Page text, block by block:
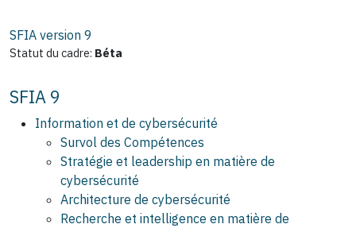
SFIA version 9
Statut du cadre: Béta
SFIA 9
Information et de cybersécurité
Survol des Compétences
Stratégie et leadership en matière de
cybersécurité
Architecture de cybersécurité
Recherche et intelligence en matière de